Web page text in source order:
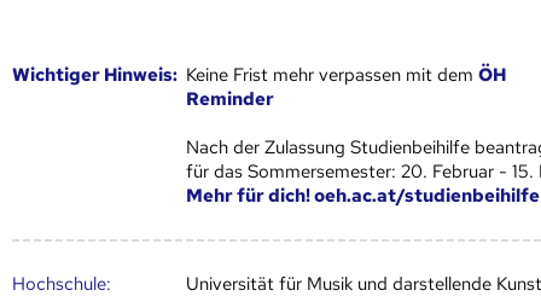
Wich­ti­ger Hin­weis: Keine Frist mehr verpassen mit demÖH
Reminder
Nach der Zulassung Studienbeihilfe
für das Sommersemester: 20. Februar - 15.
Mehr für dich! oeh.ac.at/studienbeihilfe
Hoch­schule: Universität für Musik und darstellende